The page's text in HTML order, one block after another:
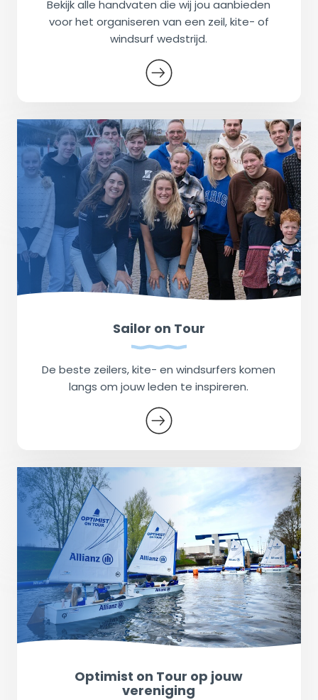
Bekijk alle handvaten die wij jou aanbieden
voor het organiseren van een zeil, kite- of
windsurf wedstrijd.
Sailor on Tour
De beste zeilers, kite- en windsurfers komen
langs om jouw leden te inspireren.
Optimist on Tour op jouw
vereniging